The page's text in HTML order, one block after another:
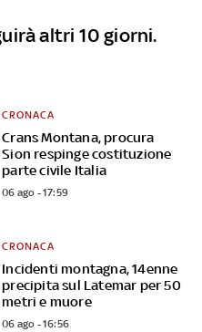
altri 10 giorni.
Crans Montana, procura
Sion respinge costituzione
parte civile Italia
CRONACA
06 ago - 17:59
Incidenti montagna, 14enne
precipita sul Latemar per 50
metri e muore
CRONACA
06 ago - 16:56